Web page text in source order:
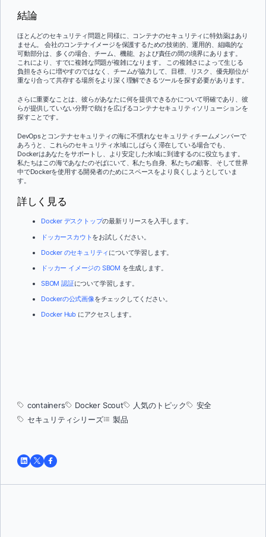
結論
ほとんどのセキュリティ問題と同様に、コンテナのセキュリティに特効薬はあり
ません。 会社のコンテナイメージを保護するための技術的、運用的、組織的な
可動部分は、多くの場合、チーム、機能、および責任の間の境界にあります。
これにより、すでに複雑な問題が複雑になります。 この複雑さによって生じる
負担をさらに増やすのではなく、チームが協力して、目標、リスク、優先順位が
重なり合って共存する場所をより深く理解できるツールを探す必要があります。
さらに重要なことは、彼らがあなたに何を提供できるかについて明確であり、彼
らが提供していない分野で助けを広げるコンテナセキュリティソリューションを
探すことです。
DevOpsとコンテナセキュリティの海に不慣れなセキュリティチームメンバーで
あろうと、これらのセキュリティ水域にしばらく滞在している場合でも、
Dockerはあなたをサポートし、より安定した水域に到達するのに役立ちます。
私たちはこの海であなたのそばにいて、私たち自身、私たちの顧客、そして世界
中でDockerを使用する開発者のためにスペースをより良くしようとしていま
す。
詳しく見る
Docker デスクトップの最新リリースを入手します。
ドッカースカウトをお試しください。
Docker のセキュリティ について学習します。
ドッカー イメージの SBOM を生成します。
SBOM 認証について学習します。
Dockerの公式画像をチェックしてください。
Docker Hub にアクセスします。
containers Docker Scout 人気のトピック
安全
セキュリティシリーズ
製品